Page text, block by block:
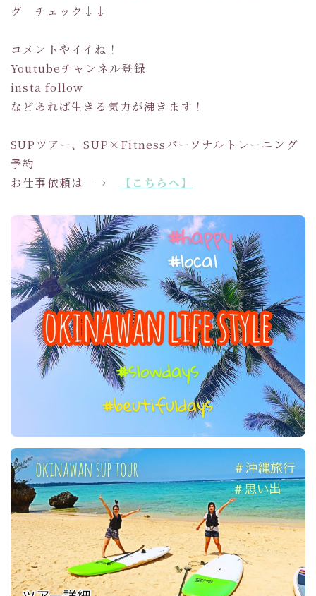
グ チェック↓↓
コメントやイイね！
Youtubeチャンネル登録
insta follow
などあれば生きる気力が沸きます！
SUPツアー、SUP×Fitnessパーソナルトレーニング
予約
お仕事依頼は →
【こちらへ】